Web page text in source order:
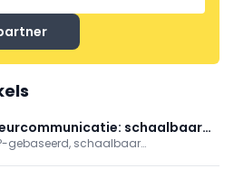
schaalbaar
gebaseerd, schaalbaar